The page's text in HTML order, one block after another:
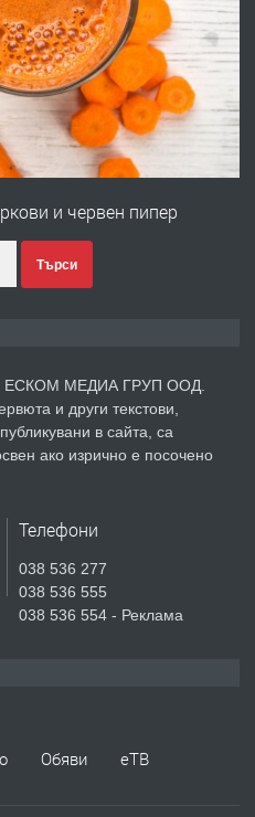
под наем
преди 5 дни
Офис под наем в кв.
градина!
преди 5 дни
парцел в гр. Хасково кв.
НА МЕБЕЛИ.
обзаведен
и червен пипер
Търси
ЕСКОМ МЕДИА ГРУП ООД.
и други текстови,
в сайта, са
ако изрично е посочено
Телефони
038 536 277
038 536 555
038 536 554 - Реклама
Обяви
еТВ